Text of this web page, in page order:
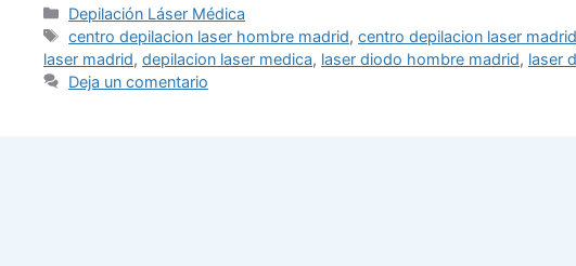
Depilación Láser Médica
centro depilacion laser hombre madrid,centro depilacion laser madrid
laser madrid, depilacion laser medica, laser diodo hombre madrid, laser
Deja un comentario